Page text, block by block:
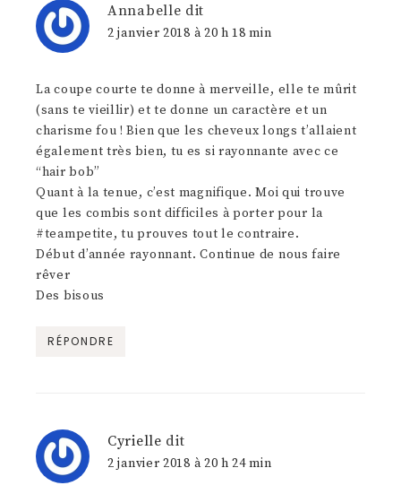
Annabelle dit
2 janvier 2018 à 20 h 18 min
La coupe courte te donne à merveille, elle te mûrit
(sans te vieillir) et te donne un caractère et un
charisme fou ! Bien que les cheveux longs t’allaient
également très bien, tu es si rayonnante avec ce
“hair bob”
Quant à la tenue, c’est magnifique. Moi qui trouve
que les combis sont difficiles à porter pour la
#teampetite, tu prouves tout le contraire.
Début d’année rayonnant. Continue de nous faire
rêver
Des bisous
RÉPONDRE
Cyrielle dit
2 janvier 2018 à 20 h 24 min